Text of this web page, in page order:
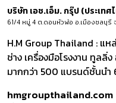
บริษัท เอช.เอ็ม. กรุ๊ป (ประเทศ
61/4 หมู่ 4 ต.ดอนหัวฬ่อ อ.เมืองชลบุรี
H.M Group Thailand : แ
ช่าง เครื่องมือโรงงาน ทูล
มากกว่า 500 แบรนด์ชั้นนำ
hmgroupthailand.com